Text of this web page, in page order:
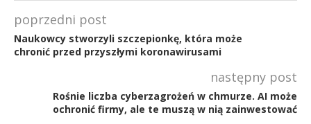
poprzedni post
Naukowcy stworzyli szczepionkę, która może
chronić przed przyszłymi koronawirusami
następny post
Rośnie liczba cyberzagrożeń w chmurze. AI może
ochronić firmy, ale te muszą w nią zainwestować